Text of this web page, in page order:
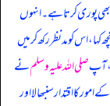
پوری کرتا ہے۔ انہوں
اس کو مدنظر رکھ کر میں
آپصلی اللہ علیہ وسلمنے
کا اقتدار سنبھالا اور